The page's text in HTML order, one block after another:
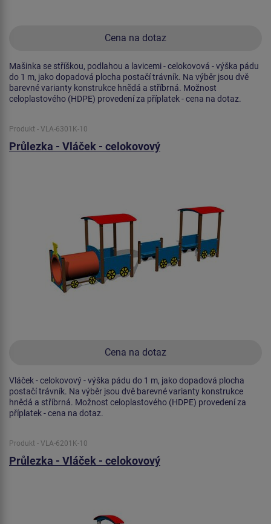
Cena na dotaz
Mašinka se stříškou, podlahou a lavicemi - celokovová - výška pádu
do 1 m, jako dopadová plocha postačí trávník. Na výběr jsou dvě
barevné varianty konstrukce hnědá a stříbrná. Možnost
celoplastového (HDPE) provedení za příplatek - cena na dotaz.
Produkt - VLA-6301K-10
Průlezka - Vláček - celokovový
Cena na dotaz
Vláček - celokovový - výška pádu do 1 m, jako dopadová plocha
postačí trávník. Na výběr jsou dvě barevné varianty konstrukce
hnědá a stříbrná. Možnost celoplastového (HDPE) provedení za
příplatek - cena na dotaz.
Produkt - VLA-6201K-10
Průlezka - Vláček - celokovový